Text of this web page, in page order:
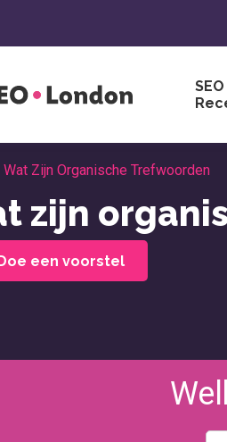
SEO
Wat Zijn Organische Trefwoorden
zijn
een voorstel